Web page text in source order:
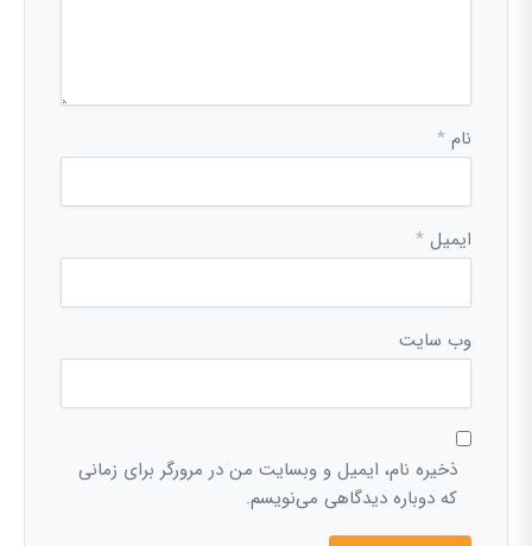
نام *
ایمیل *
وب‌ سایت
ذخیره نام، ایمیل و وبسایت من در مرورگر برای زمانی
که دوباره دیدگاهی می‌نویسم.